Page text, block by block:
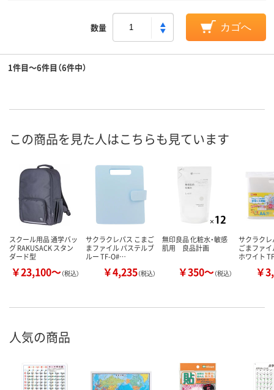
数量 カゴへ
1件目～6件目（6件中）
この商品を見た人はこちらも見ています
スクール用品 通学バッ
グ RAKUSACK スタン
ダード型
￥23,100～（税込）
サクラクレパス こまご
まファイル パステルブ
ルー TF-O#…
￥4,235（税込）
無印良品 化粧水・敏感
肌用 良品計画
￥350～（税込）
サクラク
ごまファ
ホワイト
￥
人気の商品